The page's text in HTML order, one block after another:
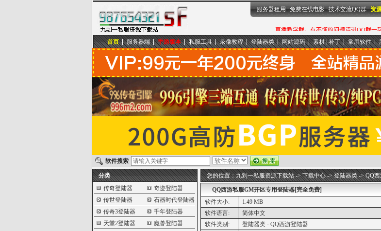
九到一私服资源下载站
服务器租用 免费在线电影 技术交流QQ群 资
首页 服务器端 手游版本 私服工具 录像教程 登陆器类 网站源码 素材 | 补丁 常用软件
软件搜索
分类
传奇登陆器
奇迹登陆器
传世登陆器
石器时代登陆器
传奇3登陆器
千年登陆器
天堂2登陆器
魔兽登陆器
您的位置：九到一私服资源下载站->下载中心->登陆器类->QQ
QQ西游私服GM开区专用登陆器[完全免费]
软件大小:
1.49 MB
软件语言:
简体中文
软件类别:
登陆器类 - QQ西游登陆器